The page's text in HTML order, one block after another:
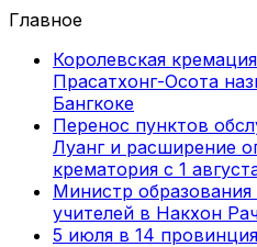
Главное
Королевская
Прасатхонг-Осота
Бангкоке
Перенос пунктов
Луанг и расширение
крематория с 1
Министр
учителей в Накхон
5 июля в 14